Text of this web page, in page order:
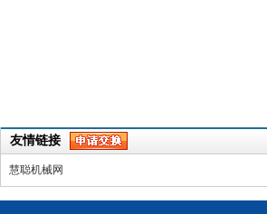
友情链接
慧聪机械网